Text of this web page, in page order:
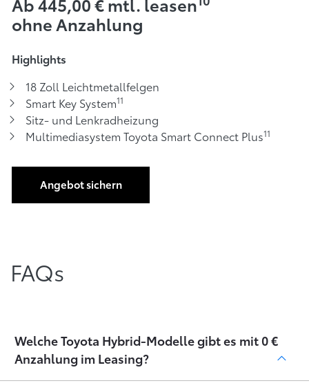
Ab 445,00 € mtl. leasen
ohne Anzahlung
Highlights
18 Zoll Leichtmetallfelgen
Smart Key System11
Sitz- und Lenkradheizung
Multimediasystem Toyota Smart Connect Plus11
Angebot sichern
FAQs
Welche Toyota Hybrid-Modelle gibt es mit 0 €
Anzahlung im Leasing?